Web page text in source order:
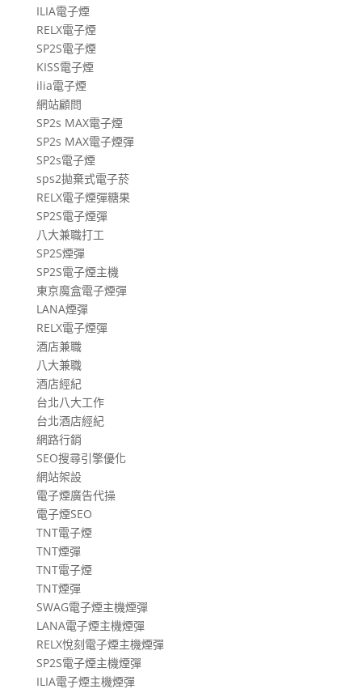
ILIA電子煙
RELX電子煙
SP2S電子煙
KISS電子煙
ilia電子煙
網站顧問
SP2s MAX電子煙
SP2s MAX電子煙彈
SP2s電子煙
sps2拋棄式電子菸
RELX電子煙彈糖果
SP2S電子煙彈
八大兼職打工
SP2S煙彈
SP2S電子煙主機
東京魔盒電子煙彈
LANA煙彈
RELX電子煙彈
酒店兼職
八大兼職
酒店經紀
台北八大工作
台北酒店經紀
網路行銷
SEO搜尋引擎優化
網站架設
電子煙廣告代操
電子煙SEO
TNT電子煙
TNT煙彈
TNT電子煙
TNT煙彈
SWAG電子煙主機煙彈
LANA電子煙主機煙彈
RELX悅刻電子煙主機煙彈
SP2S電子煙主機煙彈
ILIA電子煙主機煙彈